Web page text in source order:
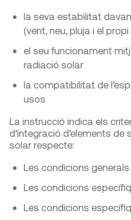
la seva estabilitat
(vent, neu, pluja i el propi
el seu funcionament
radiació solar
la compatibilitat de
usos
La instrucció indica els
d’integració d’elements de
solar respecte:
Les condicions generals
Les condicions
Les condicions